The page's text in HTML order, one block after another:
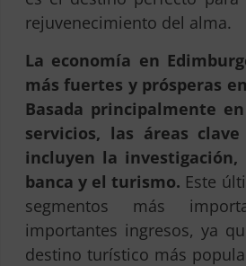
rejuvenecimiento del alma.
La economía en
más fuertes y prósperas
Basada principalmente
servicios, las áreas
incluyen la investigación,
banca y el turismo. Este
segmentos más
importantes ingresos, ya
destino turístico más